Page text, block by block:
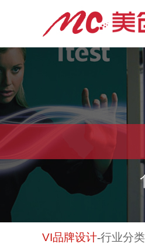
VI品牌设计-行业分类